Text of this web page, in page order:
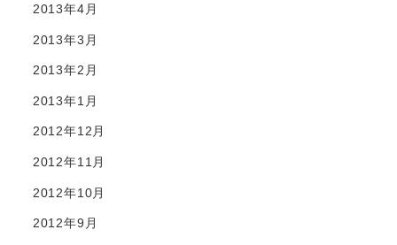
2013年4月
2013年3月
2013年2月
2013年1月
2012年12月
2012年11月
2012年10月
2012年9月